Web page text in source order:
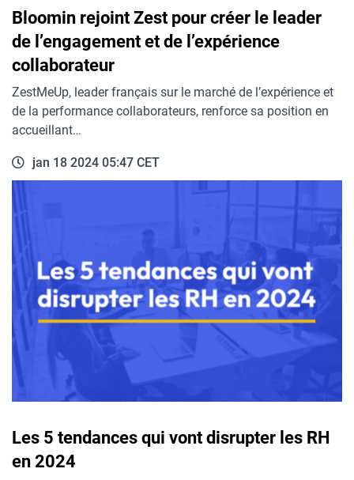
Bloomin rejoint Zest pour créer le leader
de l’engagement et de l’expérience
collaborateur
ZestMeUp, leader français sur le marché de l’expérience et
de la performance collaborateurs, renforce sa position en
accueillant…
jan 18 2024 05:47 CET
Les 5 tendances qui vont disrupter les RH
en 2024